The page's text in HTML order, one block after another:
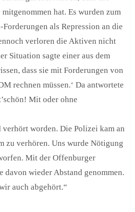
hat. Es wurden zum
als Repression an die
verloren die Aktiven nicht
Situation sagte einer aus dem
dass sie mit Forderungen von
rechnen müssen.‘ Da antwortete
Mit oder ohne
verhört worden. Die Polizei kam an
zu verhören. Uns wurde Nötigung
Mit der Offenburger
davon wieder Abstand genommen.
auch abgehört.“